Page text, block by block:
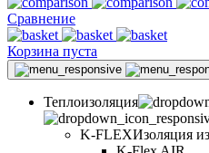
Сравнение
Корзина пуста
Теплоизоляция
K-FLEXИзоляция